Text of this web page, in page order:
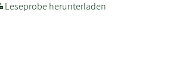
Leseprobe herunterladen